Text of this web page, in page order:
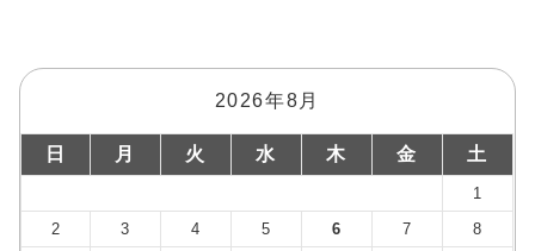
2026年8月
日 月 火 水 木 金 土
1
2
3 4 5 6 7
8